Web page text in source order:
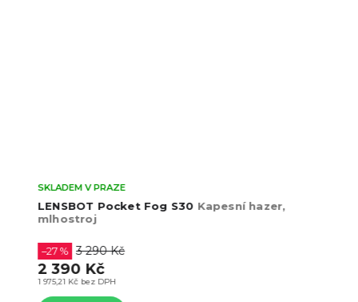
LENSBOT Pocket Fog S30Kapesní hazer,
mlhostroj
SKLADEM V PRAZE
1 975,21 Kč bez DPH
–27 % 3 290 Kč
2 390 Kč